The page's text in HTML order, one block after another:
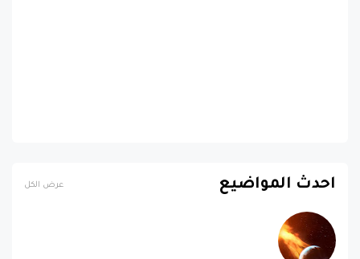
احدث المواضيع عرض الكل